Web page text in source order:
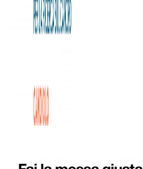
Le cellule di un tumore al colon
caratteristiche diverse di fronte alle
reazione eterogenea è sicuramente
dell’Istituto di Candiolo – IRCCS volti
l’attività di queste cellule, e
Dottoressa Irene Catalano.